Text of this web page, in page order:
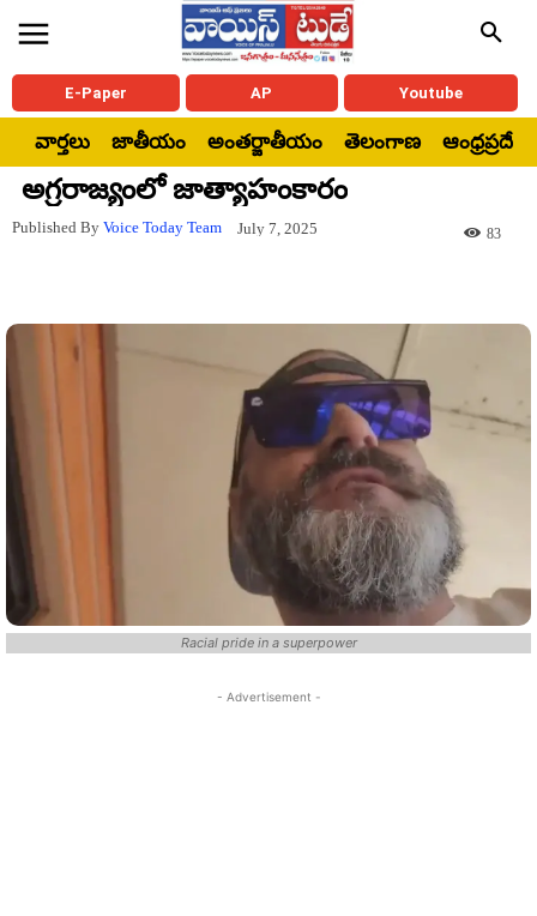
E-Paper AP Youtube
వార్తలు జాతీయం అంతర్జాతీయం తెలంగాణ ఆంధ్రప్రదేశ్
అగ్రరాజ్యంలో జాత్యాహంకారం
Published By Voice Today Team July 7, 2025 83
Racial pride in a superpower
- Advertisement -